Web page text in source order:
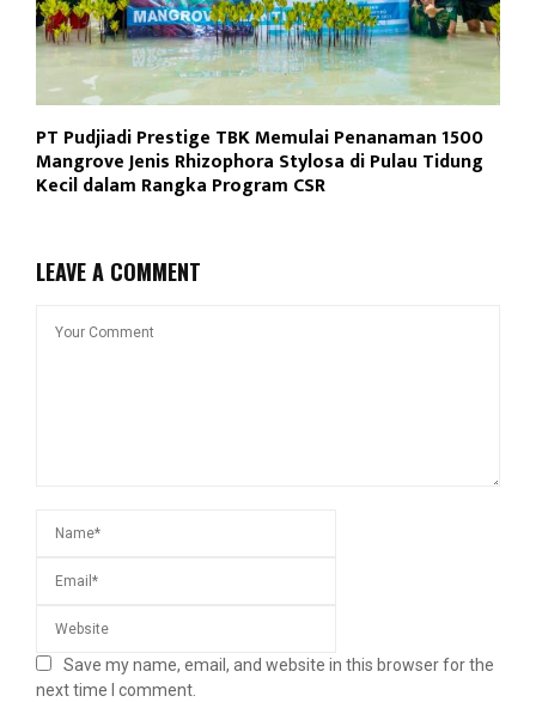
PT Pudjiadi Prestige TBK Memulai Penanaman 1500
Mangrove Jenis Rhizophora Stylosa di Pulau Tidung
Kecil dalam Rangka Program CSR
LEAVE A COMMENT
Save my name, email, and website in this browser for the
next time I comment.